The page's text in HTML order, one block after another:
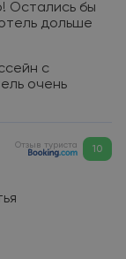
Остались бы
дольше
с
очень
Отзыв туриста 10